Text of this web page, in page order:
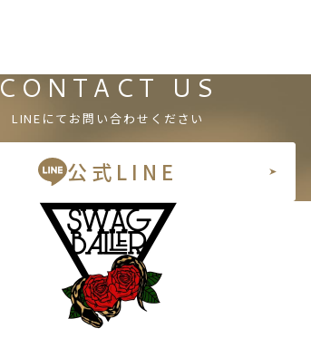
CONTACT US
LINEにてお問い合わせください
公式LINE